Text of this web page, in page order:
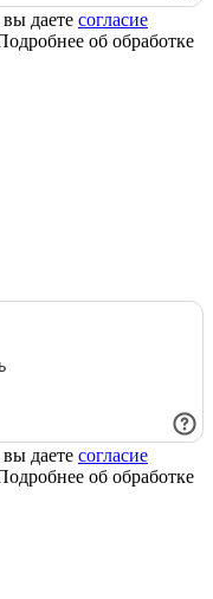
даете согласие
об обработке
даете согласие
об обработке